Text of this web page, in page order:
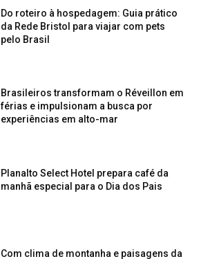
Do roteiro à hospedagem: Guia prático
da Rede Bristol para viajar com pets
pelo Brasil
Brasileiros transformam o Réveillon em
férias e impulsionam a busca por
experiências em alto-mar
Planalto Select Hotel prepara café da
manhã especial para o Dia dos Pais
Com clima de montanha e paisagens da